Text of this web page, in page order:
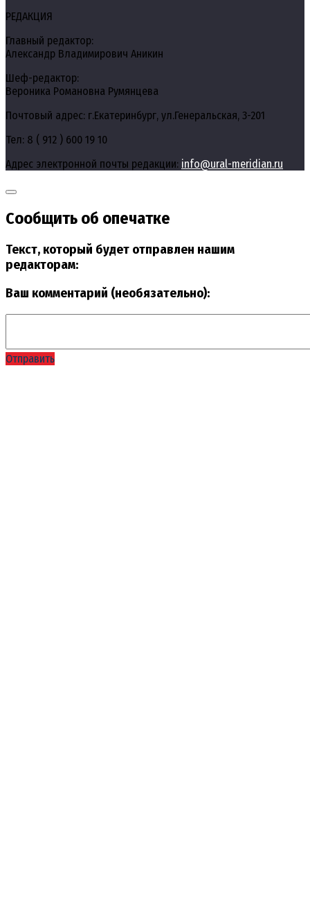
РЕДАКЦИЯ
Главный редактор:
Александр Владимирович Аникин
Шеф-редактор:
Вероника Романовна Румянцева
Почтовый адрес: г.Екатеринбург, ул.Генеральская, 3-201
Тел: 8 ( 912 ) 600 19 10
Адрес электронной почты редакции: info@ural-meridian.ru
Сообщить об опечатке
Текст, который будет отправлен нашим
редакторам:
Ваш комментарий (необязательно):
Отправить